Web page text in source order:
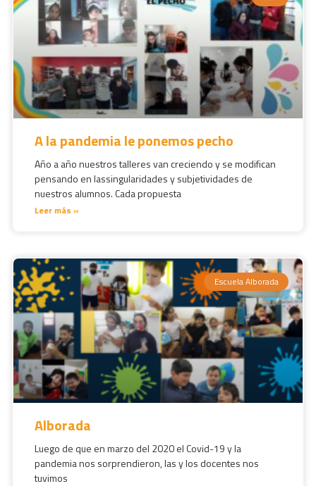
A la pandemia le ponemos pecho
Año a año nuestros talleres van creciendo y se modifican
pensando en lassingularidades y subjetividades de
nuestros alumnos. Cada propuesta
Leer más »
Escuela Alborada
Alborada
Luego de que en marzo del 2020 el Covid-19 y la
pandemia nos sorprendieron, las y los docentes nos
tuvimos